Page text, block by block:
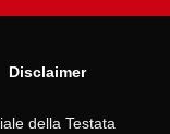
Disclaimer
della Testata